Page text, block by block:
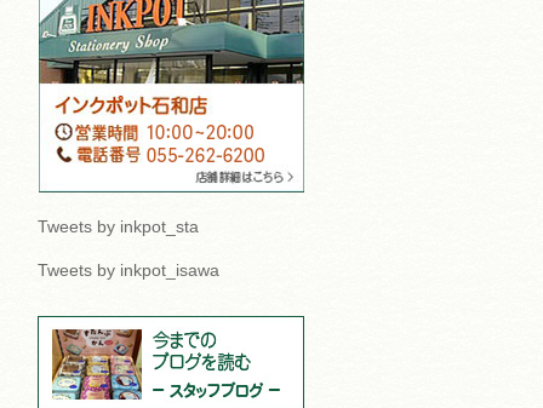
Tweets by inkpot_sta
Tweets by inkpot_isawa